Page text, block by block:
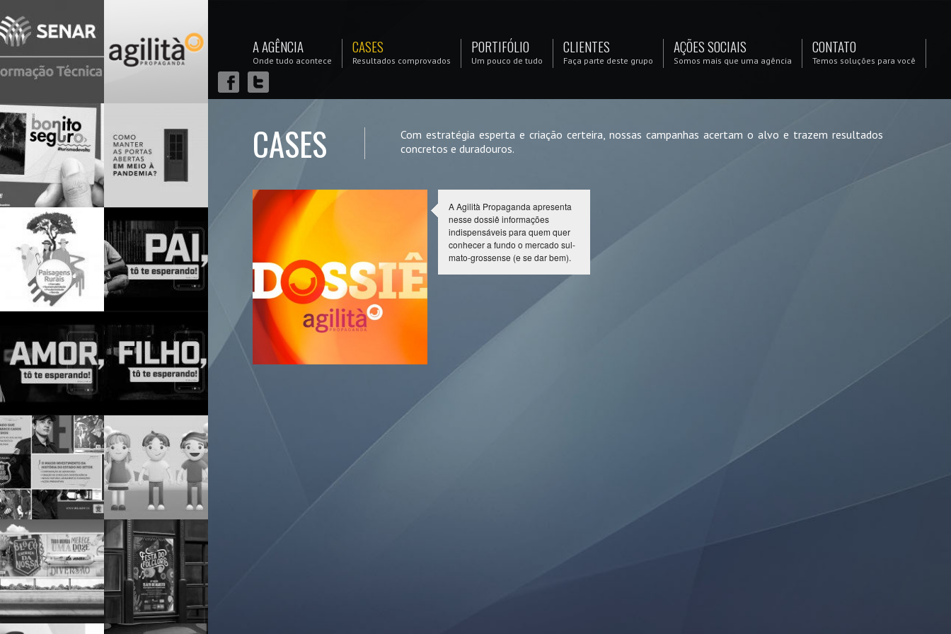
A AGÊNCIA
Onde tudo acontece
CASES
Resultados comprovados
PORTIFÓLIO
Um pouco de tudo
CLIENTES
Faça parte deste grupo
AÇÕES SOCIAIS
Somos mais que uma agência
CONTATO
Temos soluções para você
CASES
Com estratégia esperta e criação certeira, nossas campanhas acertam o alvo e trazem resultados
concretos e duradouros.
A Agilità Propaganda apresenta
nesse dossiê informações
indispensáveis para quem quer
conhecer a fundo o mercado sul-
mato-grossense (e se dar bem).